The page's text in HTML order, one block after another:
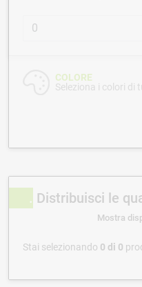
COLORE
Seleziona i colori di
Distribuisci le
Mostra
Stai selezionando 0 di 0